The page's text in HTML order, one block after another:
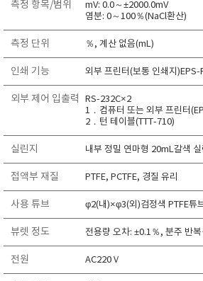
RIXEN
SaveCoat
Schaller (Humimeter)
SENSECA
Sensortechnikk Meinsberg
SENTRY
SHINAGAWA
SHINYEI TECHNOLOGY
Showa sokki
SIMCO
SNDWAY
Solarmeter®
측정 항목/범위
mV: 0.0～±2000.0mV
염분: 0～100％(NaCl환산)
측정 단위 ％, 계산 없음(mL)
인쇄 기능 외부 프린터(보통 인쇄지)EPS-
외부 제어 입출력
RS-232C×2
1．컴퓨터 또는 외부 프린터
2．턴 테이블(TTT-710)
실린지 내부 정밀 연마형 20mL갈색 실
접액부 재질 PTFE, PCTFE, 경질 유리
사용 튜브 φ2(내)×φ3(외)검정색 PTFE튜
뷰렛 정도 전용량 오차: ±0.1％, 분주 반
전원 AC220Ｖ